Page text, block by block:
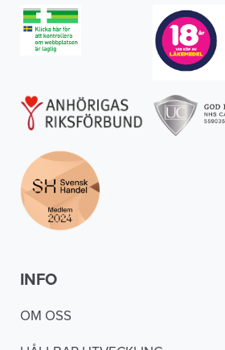
INFO
OM OSS